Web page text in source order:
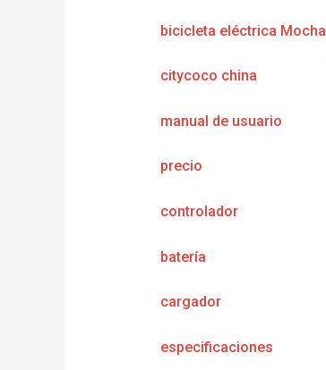
bicicleta eléctrica Mocha
citycoco china
manual de usuario
precio
controlador
batería
cargador
especificaciones